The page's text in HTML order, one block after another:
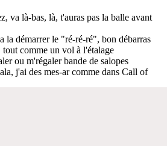
va là-bas, là, t'auras pas la balle avant
la démarrer le "ré-ré-ré", bon débarras
tout comme un vol à l'étalage
ou m'régaler bande de salopes
j'ai des mes-ar comme dans Call of